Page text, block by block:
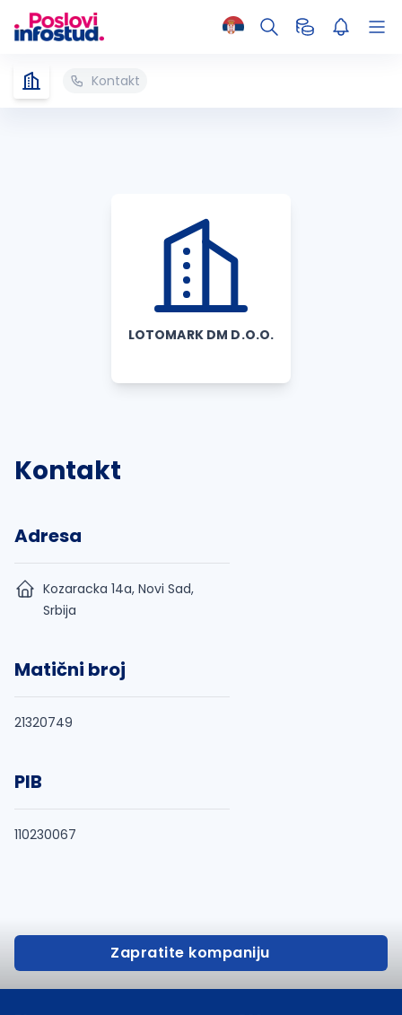
Kontakt
LOTOMARK DM D.O.O.
Kontakt
Adresa
Kozaracka 14a, Novi Sad,
Srbija
Matični broj
21320749
PIB
110230067
Zapratite kompaniju